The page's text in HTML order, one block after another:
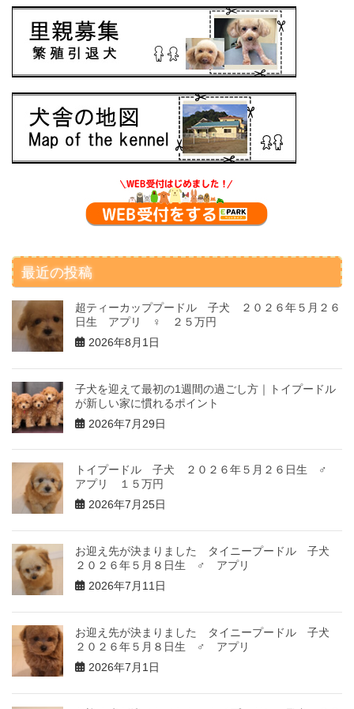
最近の投稿
超ティーカッププードル 子犬 ２０２６年５月２６
日生 アプリ ♀ ２５万円
2026年8月1日
子犬を迎えて最初の1週間の過ごし方｜トイプードル
が新しい家に慣れるポイント
2026年7月29日
トイプードル 子犬 ２０２６年５月２６日生 ♂
アプリ １５万円
2026年7月25日
お迎え先が決まりました タイニープードル 子犬
２０２６年５月８日生 ♂ アプリ
2026年7月11日
お迎え先が決まりました タイニープードル 子犬
２０２６年５月８日生 ♂ アプリ
2026年7月1日